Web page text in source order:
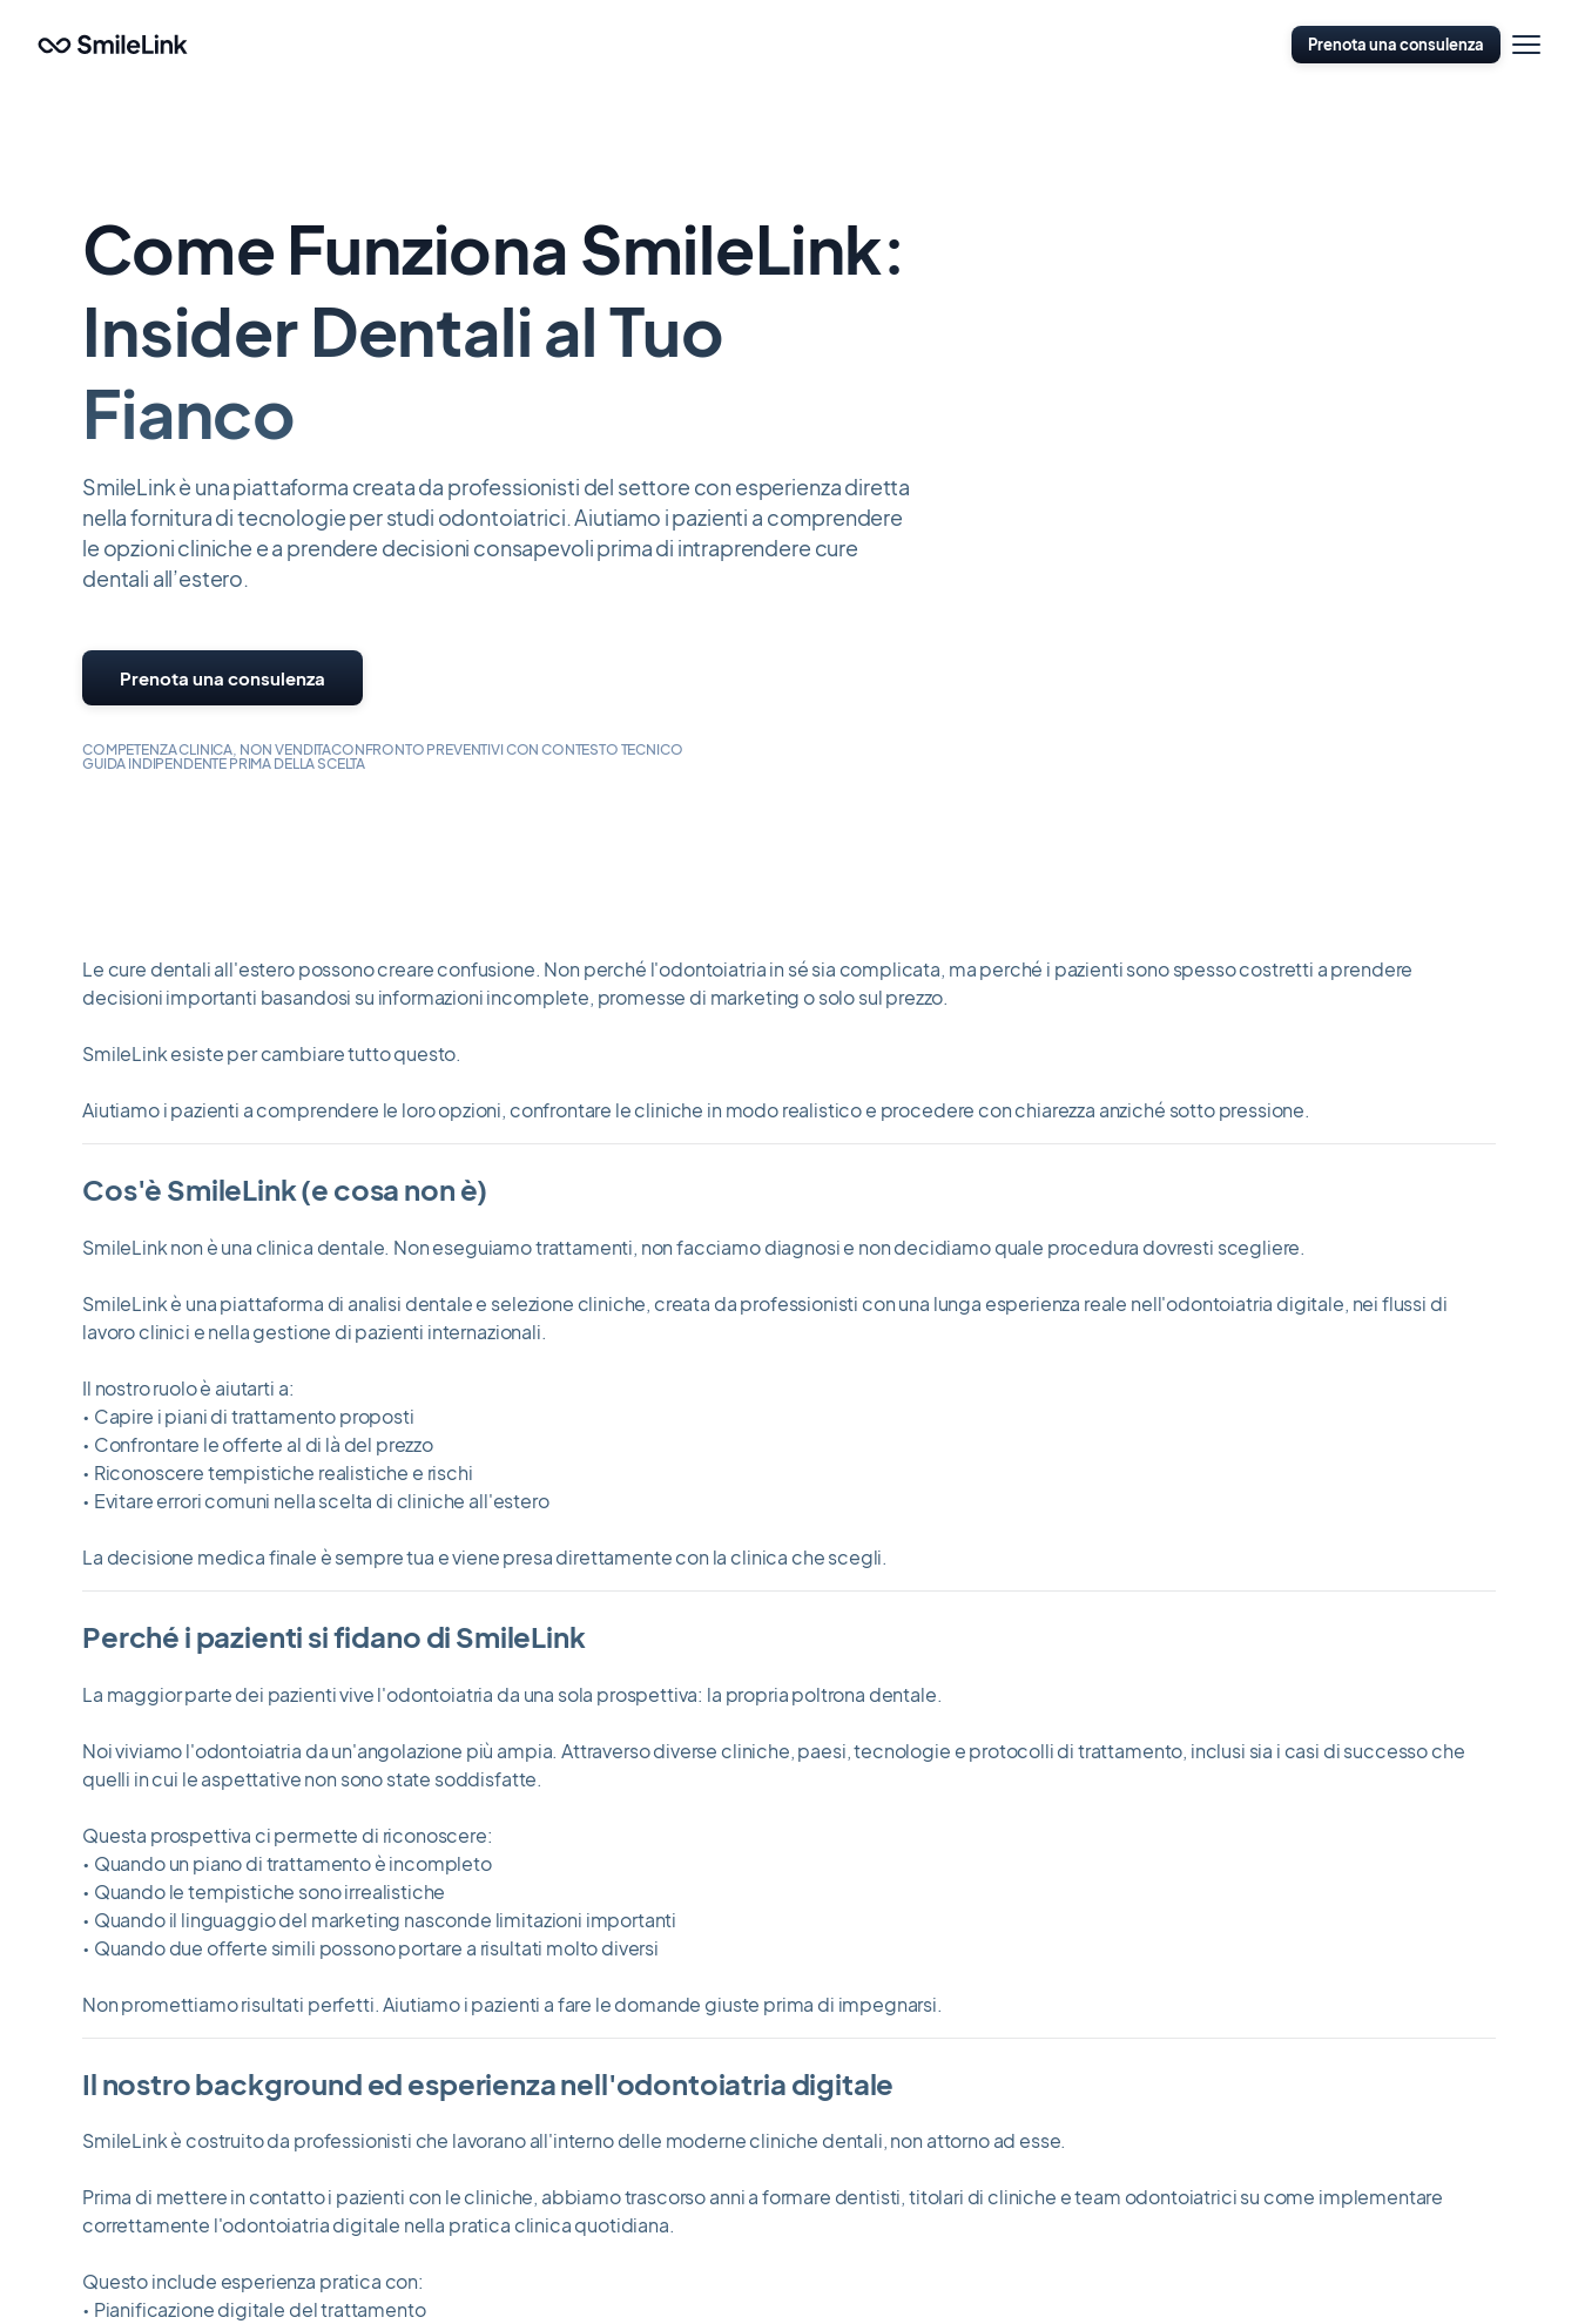
Prenota una consulenza
Apri
Come Funziona SmileLink:
Insider Dentali al Tuo
Fianco
SmileLink è una piattaforma creata da professionisti del settore con esperienza diretta
nella fornitura di tecnologie per studi odontoiatrici. Aiutiamo i pazienti a comprendere
le opzioni cliniche e a prendere decisioni consapevoli prima di intraprendere cure
dentali all’estero.
Prenota una consulenza
COMPETENZA CLINICA, NON VENDITACONFRONTO PREVENTIVI CON CONTESTO TECNICO
GUIDA INDIPENDENTE PRIMA DELLA SCELTA
Le cure dentali all'estero possono creare confusione. Non perché l'odontoiatria in sé sia complicata, ma perché i pazienti sono spesso costretti a prendere
decisioni importanti basandosi su informazioni incomplete, promesse di marketing o solo sul prezzo.
SmileLink esiste per cambiare tutto questo.
Aiutiamo i pazienti a comprendere le loro opzioni, confrontare le cliniche in modo realistico e procedere con chiarezza anziché sotto pressione.
Cos'è SmileLink (e cosa non è)
SmileLink non è una clinica dentale. Non eseguiamo trattamenti, non facciamo diagnosi e non decidiamo quale procedura dovresti scegliere.
SmileLink è una piattaforma di analisi dentale e selezione cliniche, creata da professionisti con una lunga esperienza reale nell'odontoiatria digitale, nei flussi di
lavoro clinici e nella gestione di pazienti internazionali.
Il nostro ruolo è aiutarti a:
• Capire i piani di trattamento proposti
• Confrontare le offerte al di là del prezzo
• Riconoscere tempistiche realistiche e rischi
• Evitare errori comuni nella scelta di cliniche all'estero
La decisione medica finale è sempre tua e viene presa direttamente con la clinica che scegli.
Perché i pazienti si fidano di SmileLink
La maggior parte dei pazienti vive l'odontoiatria da una sola prospettiva: la propria poltrona dentale.
Noi viviamo l'odontoiatria da un'angolazione più ampia. Attraverso diverse cliniche, paesi, tecnologie e protocolli di trattamento, inclusi sia i casi di successo che
quelli in cui le aspettative non sono state soddisfatte.
Questa prospettiva ci permette di riconoscere:
• Quando un piano di trattamento è incompleto
• Quando le tempistiche sono irrealistiche
• Quando il linguaggio del marketing nasconde limitazioni importanti
• Quando due offerte simili possono portare a risultati molto diversi
Non promettiamo risultati perfetti. Aiutiamo i pazienti a fare le domande giuste prima di impegnarsi.
Il nostro background ed esperienza nell'odontoiatria digitale
SmileLink è costruito da professionisti che lavorano all'interno delle moderne cliniche dentali, non attorno ad esse.
Prima di mettere in contatto i pazienti con le cliniche, abbiamo trascorso anni a formare dentisti, titolari di cliniche e team odontoiatrici su come implementare
correttamente l'odontoiatria digitale nella pratica clinica quotidiana.
Questo include esperienza pratica con:
• Pianificazione digitale del trattamento